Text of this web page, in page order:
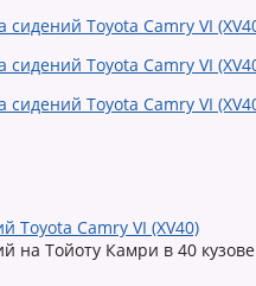
Toyota Camry VI (XV40)
на Тойоту Камри в 40 кузове